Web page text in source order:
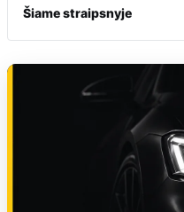
Šiame straipsnyje